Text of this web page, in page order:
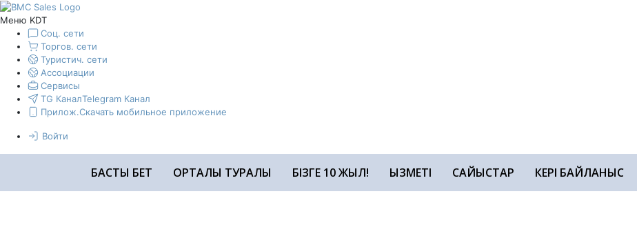
Меню KDT
Соц. сети
Торгов. сети
Туристич. сети
Ассоциации
Сервисы
TG КаналTelegram Канал
Прилож.Скачать мобильное приложение
Войти
БАСТЫ БЕТ ОРТАЛЫҚ ТУРАЛЫ БІЗГЕ 10 ЖЫЛ! ҚЫЗМЕТІ САЙЫСТАР КЕРІ БАЙЛАНЫС